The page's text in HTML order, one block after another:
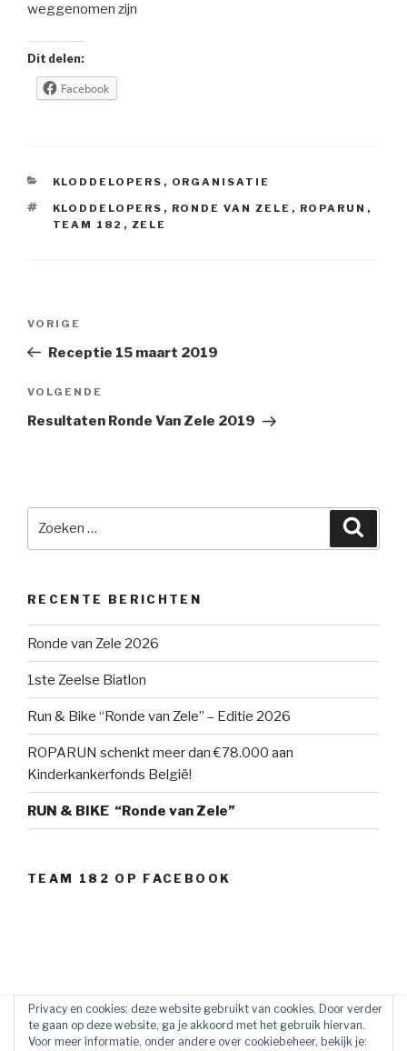
weggenomen zijn
Dit delen:
Facebook
CATEGORIEËN
KLODDELOPERS , ORGANISATIE
TAGS
KLODDELOPERS , RONDE VAN ZELE , ROPARUN ,
TEAM 182 , ZELE
Vorig
bericht
VORIGE
Receptie 15 maart 2019
Volgend
bericht
VOLGENDE
Resultaten Ronde Van Zele 2019
RECENTE BERICHTEN
Ronde van Zele 2026
1ste Zeelse Biatlon
Run & Bike “Ronde van Zele” – Editie 2026
ROPARUN schenkt meer dan €78.000 aan
Kinderkankerfonds België!
RUN & BIKE “Ronde van Zele”
TEAM 182 OP FACEBOOK
Privacy en cookies: deze website gebruikt van cookies. Door verder
te gaan op deze website, ga je akkoord met het gebruik hiervan.
Voor meer informatie, onder andere over cookiebeheer, bekijk je: